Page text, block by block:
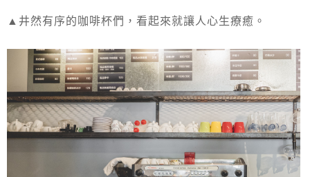
▲井然有序的咖啡杯們，看起來就讓人心生療癒。